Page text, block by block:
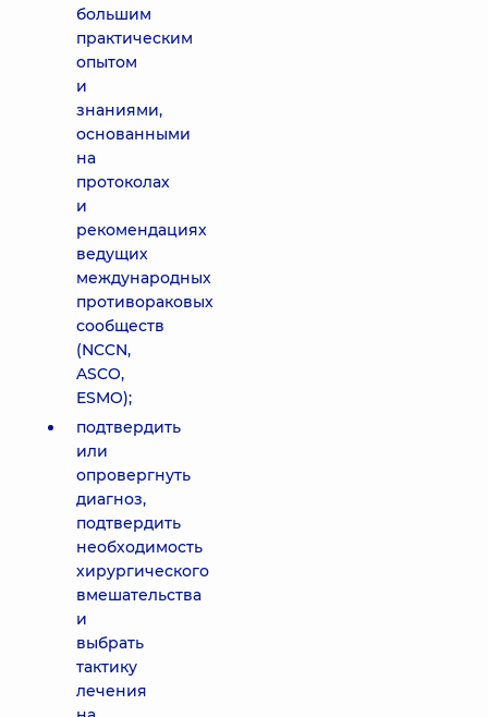
большим
практическим
опытом
и
знаниями,
основанными
на
протоколах
и
рекомендациях
ведущих
международных
противораковых
сообществ
(NCCN,
ASCO,
ESMO);
подтвердить
или
опровергнуть
диагноз,
подтвердить
необходимость
хирургического
вмешательства
и
выбрать
тактику
лечения